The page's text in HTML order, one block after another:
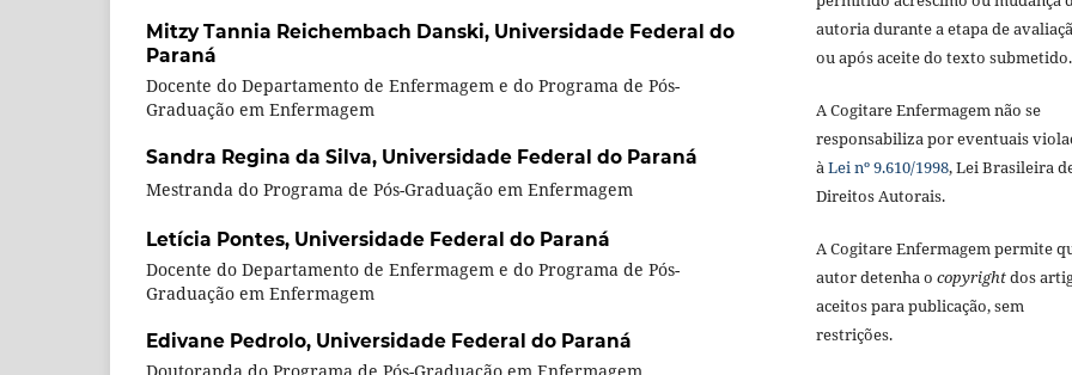
Mitzy Tannia Reichembach Danski, Universidade Federal do
Paraná
Docente do Departamento de Enfermagem e do Programa de Pós-
Graduação em Enfermagem
Sandra Regina da Silva, Universidade Federal do Paraná
Mestranda do Programa de Pós-Graduação em Enfermagem
Letícia Pontes, Universidade Federal do Paraná
Docente do Departamento de Enfermagem e do Programa de Pós-
Graduação em Enfermagem
Edivane Pedrolo, Universidade Federal do Paraná
autoria durante a etapa de
ou após aceite do texto submetido.
A Cogitare Enfermagem não se
responsabiliza por eventuais
àLei nº 9.610/1998, Lei Brasileira
Direitos Autorais.
A Cogitare Enfermagem permite
autor detenha o copyrightdos
aceitos para publicação, sem
restrições.